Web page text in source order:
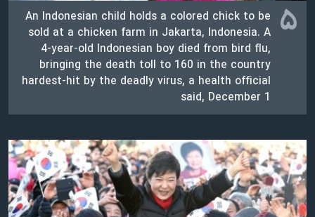
۵
An Indonesian child holds a colored chick to be
sold at a chicken farm in Jakarta, Indonesia. A
4-year-old Indonesian boy died from bird flu,
bringing the death toll to 160 in the country
hardest-hit by the deadly virus, a health official
said, December 1